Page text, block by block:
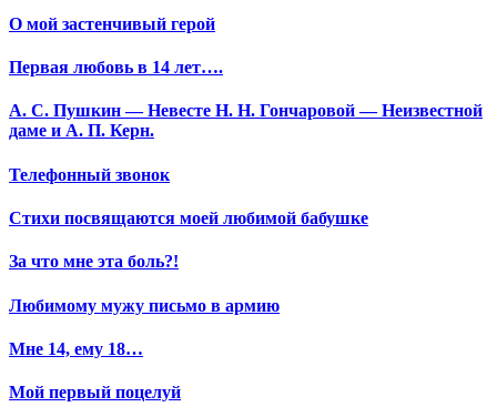
О мой застенчивый герой
Первая любовь в 14 лет….
А. С. Пушкин — Невесте Н. Н. Гончаровой — Неизвестной
даме и А. П. Керн.
Телефонный звонок
Стихи посвящаются моей любимой бабушке
За что мне эта боль?!
Любимому мужу письмо в армию
Мне 14, ему 18…
Мой первый поцелуй